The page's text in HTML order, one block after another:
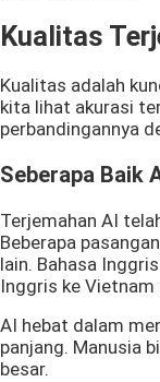
Kualitas
Kualitas adalah
kita lihat akurasi
perbandingannya
Seberapa Baik
Terjemahan AI
Beberapa
lain. Bahasa
Inggris ke
AI hebat dalam
panjang. Manusia
besar.